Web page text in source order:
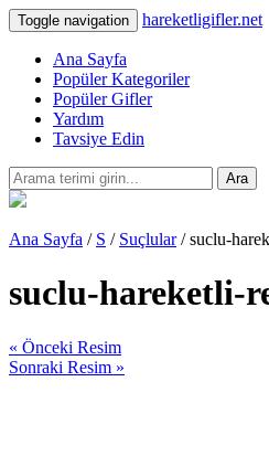
Toggle navigation hareketligifler.net
Ana Sayfa
Popüler Kategoriler
Popüler Gifler
Yardım
Tavsiye Edin
Ara
Ana Sayfa / S / Suçlular/ suclu-
suclu-hareketli-
« Önceki Resim
Sonraki Resim »